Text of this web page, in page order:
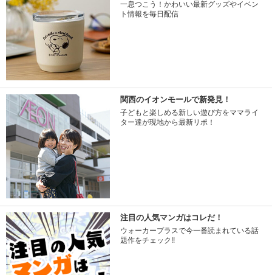
一息つこう！かわいい最新グッズやイベン
ト情報を毎日配信
関西のイオンモールで新発見！
子どもと楽しめる新しい遊び方をママライ
ター達が現地から最新リポ！
注目の人気マンガはコレだ！
ウォーカープラスで今一番読まれている話
題作をチェック!!